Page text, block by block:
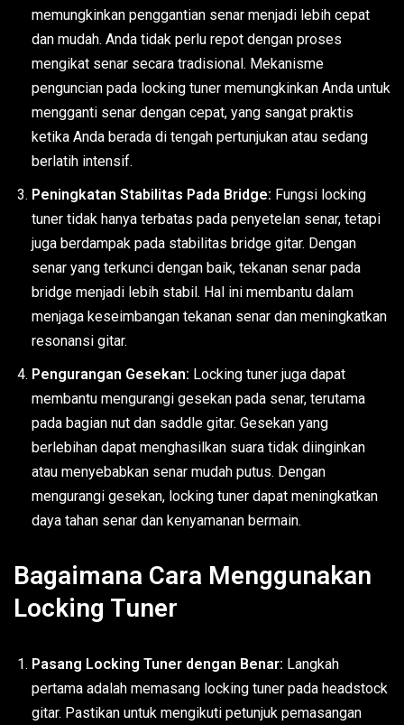
memungkinkan penggantian senar menjadi lebih cepat
dan mudah. Anda tidak perlu repot dengan proses
mengikat senar secara tradisional. Mekanisme
penguncian pada locking tuner memungkinkan Anda untuk
mengganti senar dengan cepat, yang sangat praktis
ketika Anda berada di tengah pertunjukan atau sedang
berlatih intensif.
Peningkatan Stabilitas Pada Bridge: Fungsi locking
tuner tidak hanya terbatas pada penyetelan senar, tetapi
juga berdampak pada stabilitas bridge gitar. Dengan
senar yang terkunci dengan baik, tekanan senar pada
bridge menjadi lebih stabil. Hal ini membantu dalam
menjaga keseimbangan tekanan senar dan meningkatkan
resonansi gitar.
Pengurangan Gesekan: Locking tuner juga dapat
membantu mengurangi gesekan pada senar, terutama
pada bagian nut dan saddle gitar. Gesekan yang
berlebihan dapat menghasilkan suara tidak diinginkan
atau menyebabkan senar mudah putus. Dengan
mengurangi gesekan, locking tuner dapat meningkatkan
daya tahan senar dan kenyamanan bermain.
Bagaimana Cara Menggunakan
Locking Tuner
Pasang Locking Tuner dengan Benar: Langkah
pertama adalah memasang locking tuner pada headstock
gitar. Pastikan untuk mengikuti petunjuk pemasangan